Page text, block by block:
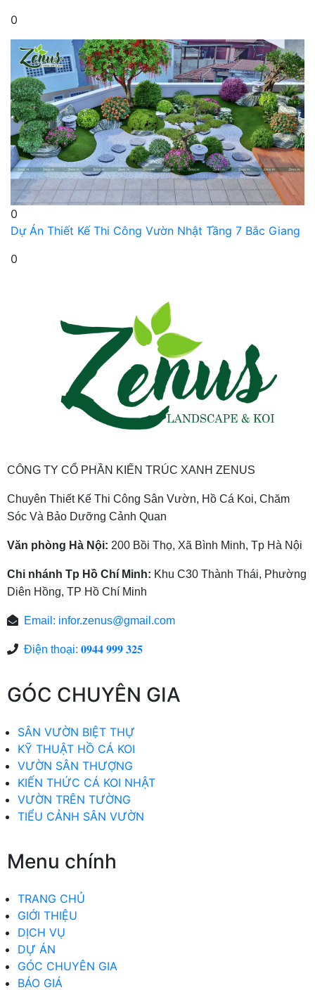
0
0
Dự Án Thiết Kế Thi Công Vườn Nhật Tầng 7 Bắc Giang
0
CÔNG TY CỔ PHẦN KIẾN TRÚC XANH ZENUS
Chuyên Thiết Kế Thi Công Sân Vườn, Hồ Cá Koi, Chăm
Sóc Và Bảo Dưỡng Cảnh Quan
Văn phòng Hà Nội: 200 Bồi Thọ, Xã Bình Minh, Tp Hà Nội
Chi nhánh Tp Hồ Chí Minh: Khu C30 Thành Thái, Phường
Diên Hồng, TP Hồ Chí Minh
Email: infor.zenus@gmail.com
Điện thoại: 𝟎𝟗𝟒𝟒 𝟗𝟗𝟗 𝟑𝟐𝟓
GÓC CHUYÊN GIA
SÂN VƯỜN BIỆT THỰ
KỸ THUẬT HỒ CÁ KOI
VƯỜN SÂN THƯỢNG
KIẾN THỨC CÁ KOI NHẬT
VƯỜN TRÊN TƯỜNG
TIỂU CẢNH SÂN VƯỜN
Menu chính
TRANG CHỦ
GIỚI THIỆU
DỊCH VỤ
DỰ ÁN
GÓC CHUYÊN GIA
BÁO GIÁ